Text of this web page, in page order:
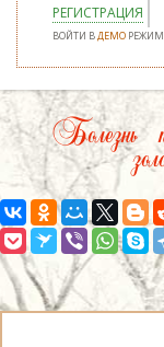
РЕГИСТРАЦИЯ
ВОЙТИ ВДЕМО
Болезнь